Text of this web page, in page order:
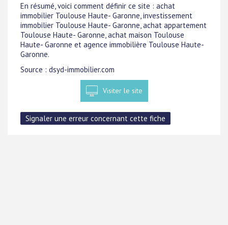
En résumé, voici comment définir ce site : achat
immobilier Toulouse Haute- Garonne, investissement
immobilier Toulouse Haute- Garonne, achat appartement
Toulouse Haute- Garonne, achat maison Toulouse
Haute- Garonne et agence immobilière Toulouse Haute-
Garonne.
Source : dsyd-immobilier.com
Visiter le site